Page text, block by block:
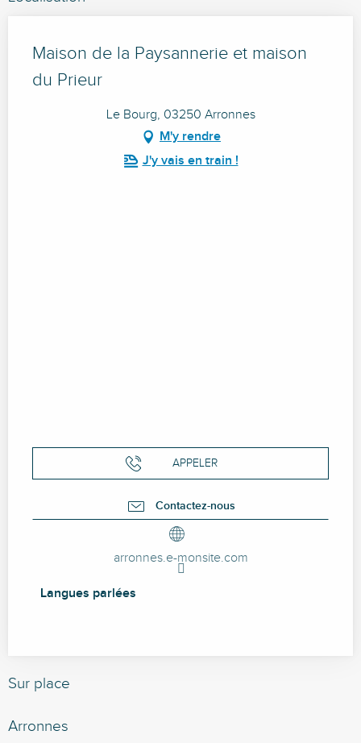
Maison de la Paysannerie et maison
du Prieur
Le Bourg, 03250 Arronnes
M'y rendre
J'y vais en train !
APPELER
Contactez-nous
arronnes.e-monsite.com
Langues parlées
Langues parlées
Sur place
Arronnes